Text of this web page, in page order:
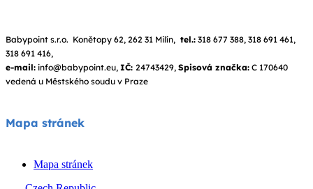
Babypoint s.r.o. Konětopy 62, 262 31 Milín, tel.: 318 677 388, 318 691 461,
318 691 416,
e-mail: info@babypoint.eu, IČ: 24743429, Spisová značka: C 170640
vedená u Městského soudu v Praze
Mapa stránek
Mapa stránek